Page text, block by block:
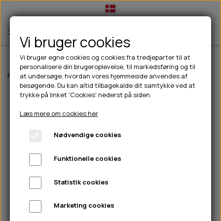
TIL HUND
💧FODER- VANDSKÅLE
CHICOPEE
GODBIDSTASKE
HALSBÅND
🦴 GODBIDDER & SNACKS
🍖 SMAGSVARIANTER
🎾 LEGETØJ
TÆNDER, ØRE, ØJE, POTER & NÆSE
🐾 UDSTYR & KOMFORT
TIL HUNDEEJER
DRIKKEFLASKER/TERMOFLASKER
HUER OG VANTER
PINEWOOD SALES
TIL KAT
TILBUD
NYHEDER
ABONNEMENT
Forside Til hunde Pleje & hygiejne Grooming B&B Rullekam
Vi bruger cookies
Vi bruger egne cookies og cookies fra tredjeparter til at
personalisere din brugeroplevelse, til markedsføring og til
at undersøge, hvordan vores hjemmeside anvendes af
besøgende. Du kan altid tilbagekalde dit samtykke ved at
trykke på linket 'Cookies' nederst på siden.
Læs mere om cookies her
Nødvendige cookies
Funktionelle cookies
Statistik cookies
Marketing cookies